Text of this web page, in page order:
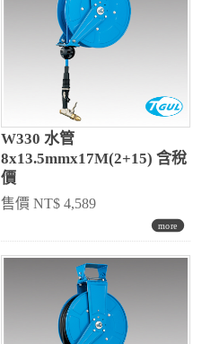
W330 水管
8x13.5mmx17M(2+15) 含稅
價
售價 NT$ 4,589